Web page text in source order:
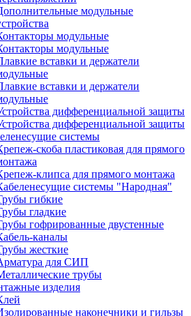
модульные
модульные
модульные
вставки и держатели
вставки и держатели
дифференциальной защиты
дифференциальной защиты
системы
скоба пластиковая для прямого
клипса для прямого монтажа
системы "Народная"
гибкие
гладкие
гофрированные двустенные
каналы
жесткие
для СИП
трубы
изделия
наконечники и гильзы